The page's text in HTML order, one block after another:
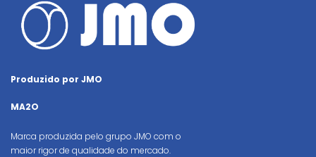
Produzido por JMO
MA2O
Marca produzida pelo grupo JMO com o
maior rigor de qualidade do mercado.